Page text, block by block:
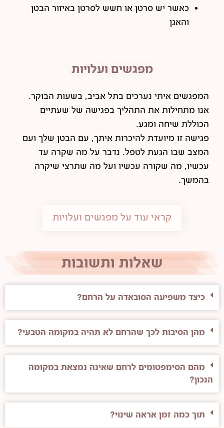
כאשר יש סרטן או חשש לסרטן באיזור הבטן
והאגן
מפגשים ועלויות
המפגשים איתי נערכים בתל אביב, בשעות הבוקר.
אנו מתחילות את התהליך בפגישה של שעתיים
הכוללת שיחה ומגע.
פגישה זו מיועדת להיכרות איתך, עם הבטן שלך ועם
המצב שבו הגעת לטפל. נדבר על מה שקרה עד
עכשיו, מה שקורה עכשיו ועל מה שתרצי שיקרה
בהמשך.
קראי עוד על מפגשים ועלויות
שאלות ותשובות
כיצד משפיעה הסובאדה על הרחם?
מהן הסיבות לכך שהרחם לא תהיה במקומה הטבעי?
מהם הסימפטומים לרחם שאינה נמצאת במקומה
הנכון?
תוך כמה זמן אראה שינוי?